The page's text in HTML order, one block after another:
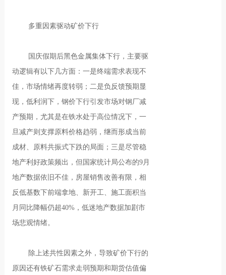
多重因素驱动矿价下行
国庆假期后黑色金属集体下行，主要驱
动逻辑有以下几方面：一是终端需求表现不
佳，市场情绪再度转弱；二是负反馈预期显
现，低利润下，钢价下行引发市场对钢厂减
产预期，尤其是在铁水处于高位情况下，一
旦减产则支撑原料价格趋弱，继而形成当前
成材、原料共振式下跌的局面；三是尽管稳
地产利好政策频出，但国家统计局公布的9月
地产数据依旧不佳，房屋销售改善有限，相
反低基数下前端拿地、新开工、施工面积当
月同比降幅仍超40%，低迷地产数据加剧市
场悲观情绪。
除上述共性因素之外，导致矿价下行的
原因还有铁矿石需求走弱预期和期货估值偏